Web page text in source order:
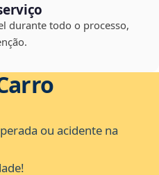
durante todo o processo,
ou acidente na